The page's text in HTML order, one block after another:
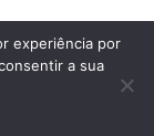
experiência por
a sua